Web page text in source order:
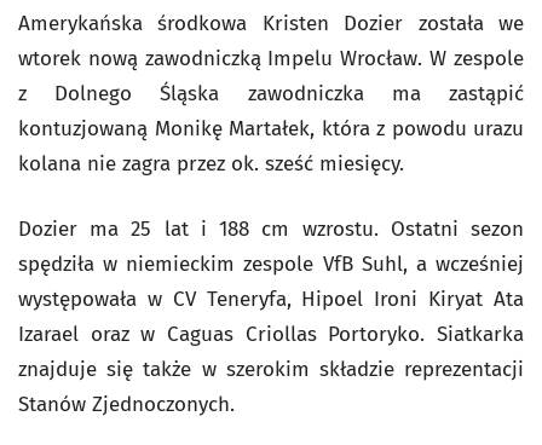
Amerykańska środkowa Kristen Dozier została we
wtorek nową zawodniczką Impelu Wrocław. W zespole
z Dolnego Śląska zawodniczka ma zastąpić
kontuzjowaną Monikę Martałek, która z powodu urazu
kolana nie zagra przez ok. sześć miesięcy.
Dozier ma 25 lat i 188 cm wzrostu. Ostatni sezon
spędziła w niemieckim zespole VfB Suhl, a wcześniej
występowała w CV Teneryfa, Hipoel Ironi Kiryat Ata
Izarael oraz w Caguas Criollas Portoryko. Siatkarka
znajduje się także w szerokim składzie reprezentacji
Stanów Zjednoczonych.